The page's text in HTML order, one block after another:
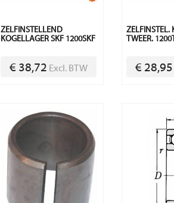
ZELFINSTELLEND
KOGELLAGER SKF 1200SKF
€ 38,72 Excl. BTW
ZELFINSTEL.
TWEER.
€ 28,95